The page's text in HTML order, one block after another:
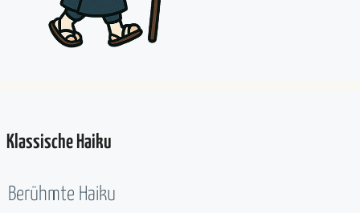
Klassische Haiku
Berühmte Haiku